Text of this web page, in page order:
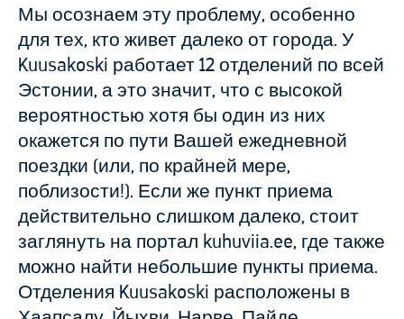
Мы осознаем эту проблему, особенно
для тех, кто живет далеко от города. У
Kuusakoski работает 12 отделений по всей
Эстонии, а это значит, что с высокой
вероятностью хотя бы один из них
окажется по пути Вашей ежедневной
поездки (или, по крайней мере,
поблизости!). Если же пункт приема
действительно слишком далеко, стоит
заглянуть на портал kuhuviia.ee, где также
можно найти небольшие пункты приема.
Отделения Kuusakoski расположены в